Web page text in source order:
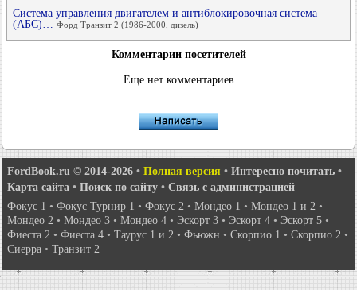
Система управления двигателем и антиблокировочная система
(АБС)… Форд Транзит 2 (1986-2000, дизель)
Комментарии посетителей
Еще нет комментариев
FordBook.ru © 2014-2026 • Полная версия • Интересно почитать •
Карта сайта • Поиск по сайту • Связь с администрацией
Фокус 1 • Фокус Турнир 1 • Фокус 2 • Мондео 1 • Мондео 1 и 2 •
Мондео 2 • Мондео 3 • Мондео 4 • Эскорт 3 • Эскорт 4 • Эскорт 5 •
Фиеста 2 • Фиеста 4 • Таурус 1 и 2 • Фьюжн • Скорпио 1 • Скорпио 2 •
Сиерра • Транзит 2